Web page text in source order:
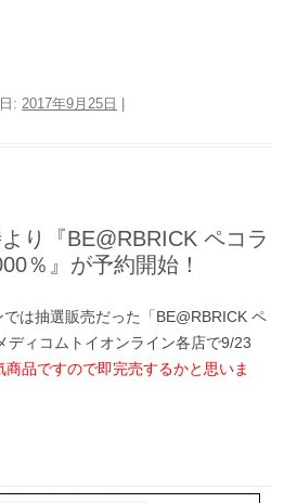
: 2017年9月25日
り『BE@RBRICK ペコラ
％』が予約開始！
は抽選販売だった「BE@RBRICK ペ
ディコムトイオンライン各店で9/23
商品ですので即完売するかと思いま